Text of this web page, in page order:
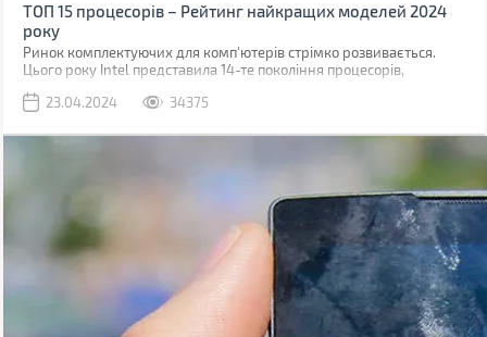
ТОП 15 процесорів – Рейтинг найкращих моделей 2024
року
Ринок комплектуючих для комп'ютерів стрімко розвивається.
Цього року Intel представила 14-те покоління процесорів,
рішення для платформ з підтримкою шини обміну даними PCI 5.0
23.04.2024 34375